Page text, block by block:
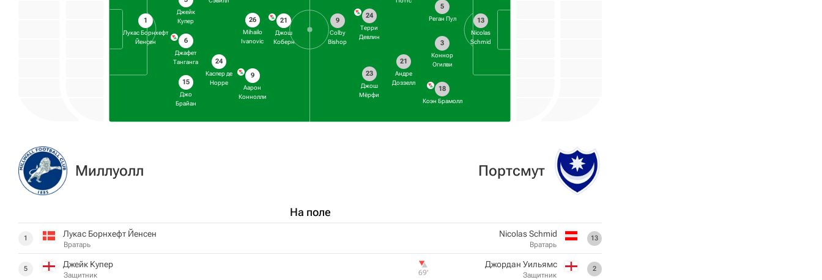
1
Лукас Борнхефт
Йенсен
Джейк
Купер
6
Джафет
Танганга
15
Джо
Брайан
24
Каспер де
Норре
26
Mihailo
Ivanovic
9
Аарон
Коннолли
21
Джош
Коберн
13
Nicolas
Schmid
5
Реган Пул
3
Коннор
Огилви
18
Коэн Брамолл
21
Андре
Доззелл
24
Терри
Девлин
23
Джош
Мёрфи
9
Colby
Bishop
Миллуолл
На поле
1 Лукас Борнхефт Йенсен
Вратарь
5 Джейк Купер
Защитник
Пoртсмут
13
Nicolas Schmid
Вратарь
2
Джордан Уильямс
Защитник
69‎’‎